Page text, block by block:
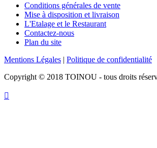
Conditions générales de vente
Mise à disposition et livraison
L'Etalage et le Restaurant
Contactez-nous
Plan du site
Mentions Légales | Politique de confidentialité
Copyright © 2018 TOINOU - tous droits
